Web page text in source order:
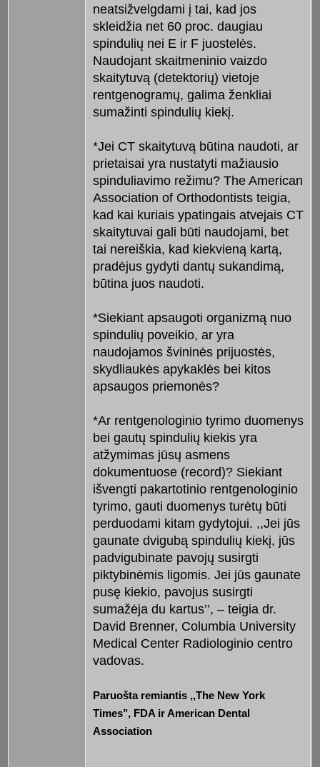
neatsižvelgdami į tai, kad jos
skleidžia net 60 proc. daugiau
spindulių nei E ir F juostelės.
Naudojant skaitmeninio vaizdo
skaitytuvą (detektorių) vietoje
rentgenogramų, galima ženkliai
sumažinti spindulių kiekį.
*Jei CT skaitytuvą būtina naudoti, ar
prietaisai yra nustatyti mažiausio
spinduliavimo režimu? The American
Association of Orthodontists teigia,
kad kai kuriais ypatingais atvejais CT
skaitytuvai gali būti naudojami, bet
tai nereiškia, kad kiekvieną kartą,
pradėjus gydyti dantų sukandimą,
būtina juos naudoti.
*Siekiant apsaugoti organizmą nuo
spindulių poveikio, ar yra
naudojamos švininės prijuostės,
skydliaukės apykaklės bei kitos
apsaugos priemonės?
*Ar rentgenologinio tyrimo duomenys
bei gautų spindulių kiekis yra
atžymimas jūsų asmens
dokumentuose (record)? Siekiant
išvengti pakartotinio rentgenologinio
tyrimo, gauti duomenys turėtų būti
perduodami kitam gydytojui. ,,Jei jūs
gaunate dvigubą spindulių kiekį, jūs
padvigubinate pavojų susirgti
piktybinėmis ligomis. Jei jūs gaunate
pusę kiekio, pavojus susirgti
sumažėja du kartus’’, – teigia dr.
David Brenner, Columbia University
Medical Center Radiologinio centro
vadovas.
Paruošta remiantis ,,The New York
Times’’, FDA ir American Dental
Association